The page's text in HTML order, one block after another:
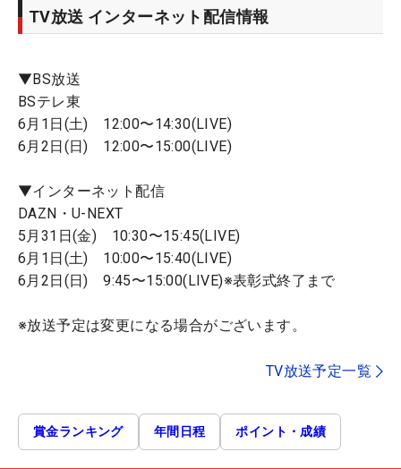
TV放送 インターネット配信情報
▼BS放送
BSテレ東
6月1日(土) 12:00〜14:30(LIVE)
6月2日(日) 12:00〜15:00(LIVE)
▼インターネット配信
DAZN・U-NEXT
5月31日(金) 10:30〜15:45(LIVE)
6月1日(土) 10:00〜15:40(LIVE)
6月2日(日) 9:45〜15:00(LIVE)※表彰式終了まで
※放送予定は変更になる場合がございます。
TV放送予定一覧
賞金ランキング 年間日程 ポイント・成績